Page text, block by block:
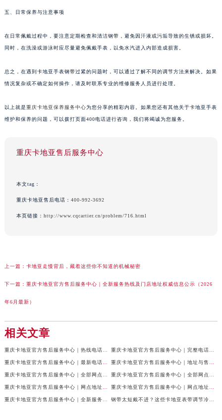
五、日常保养与注意事项
在日常佩戴过程中，要注意定期检查和清洁钢带，避免因汗液或污垢导致的生锈或损坏。
同时，在洗澡或游泳时应尽量避免佩戴手表，以免水汽进入内部造成损害。
总之，在遇到卡地亚手表钢带过紧的问题时，可以通过了解不同的调节方法来解决。如果
情况复杂或不确定如何操作，请及时联系专业的维修服务人员进行处理。
以上就是重庆卡地亚保养服务中心为您分享的精彩内容。如果您还有其他关于卡地亚手表
维护和保养的问题，可以拨打页面400电话进行咨询，我们将竭诚为您服务。
重庆卡地亚售后服务中心
本文tag：
重庆卡地亚售后电话： 400-992-3692
本页链接： http://www.cqcartier.cn/problem/716.html
上一篇： 卡地亚走慢背后，藏着这些你不知道的机械秘密
下一篇： 重庆卡地亚官方售后服务中心｜全新服务热线及门店地址权威信息公示（2026
年6月最新）
相关文章